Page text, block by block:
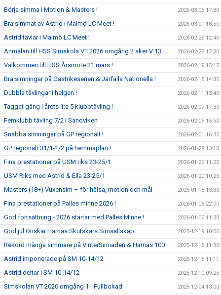
Börja simma i Motion & Masters ! 2026-03-05 17:30
Bra simmat av Astrid i Malmö LC Meet ! 2026-03-01 18:50
Astrid tävlar i Malmö LC Meet ! 2026-02-26 12:40
Anmälan till HSS Simskola VT 2026 omgång 2 sker V 13 2026-02-23 17:20
Välkommen till HSS Årsmöte 21 mars ! 2026-02-19 15:15
Bra simningar på Gästrikeserien & Järfälla Nationella ! 2026-02-15 14:35
Dubbla tävlingar i helgen ! 2026-02-11 13:40
Taggat gäng i årets 1:a 5 klubbtävling ! 2026-02-07 17:30
Femklubb tävling 7/2 i Sandviken 2026-02-05 15:50
Snabba simningar på GP regionalt ! 2026-02-01 16:35
GP regionalt 31/1-1/2 på hemmaplan ! 2026-01-28 13:10
Fina prestationer på USM riks 23-25/1 2026-01-26 11:20
USM Riks med Astrid & Ella 23-25/1 2026-01-20 10:25
Masters (18+) Vuxensim – för hälsa, motion och mål 2026-01-15 13:30
Fina prestationer på Palles minne 2026 ! 2026-01-06 22:00
God fortsättning - 2026 startar med Palles Minne ! 2026-01-02 11:30
God jul Önskar Harnäs Skutskärs Simsällskap 2025-12-19 10:00
Rekord många simmare på VinterSimiaden & Harnäs 100 2025-12-15 11:30
Astrid imponerade på SM 10-14/12 2025-12-15 11:11
Astrid deltar i SM 10-14/12 2025-12-10 09:25
Simskolan VT 2026 omgång 1 - Fullbokad 2025-12-04 13:00